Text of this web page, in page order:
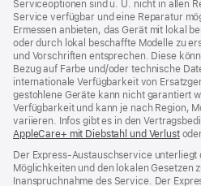
Serviceoptionen sind u. U. nicht in allen
Service verfügbar und eine Reparatur
Ermessen anbieten, das Gerät mit lokal
oder durch lokal beschaffte Modelle zu
und Vorschriften entsprechen. Diese
Bezug auf Farbe und/oder technische
internationale Verfügbarkeit von
gestohlene Geräte kann nicht garantiert
Verfügbarkeit und kann je nach Region,
variieren. Infos gibt es in den
AppleCare+ mit Diebstahl und Verlust
Der Express-Austauschservice unterliegt
Möglichkeiten und den lokalen Gesetzen
Inanspruchnahme des Service. Der